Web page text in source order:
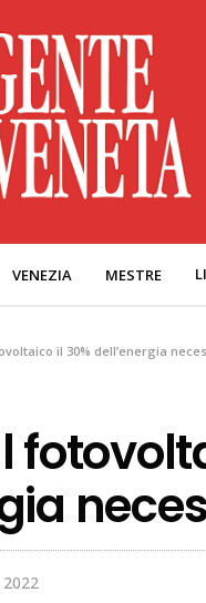
VENEZIA MESTRE
il 30% dell’energia
2022